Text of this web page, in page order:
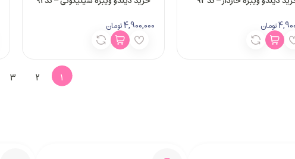
تومان 4,900,000تومان
1
2
3